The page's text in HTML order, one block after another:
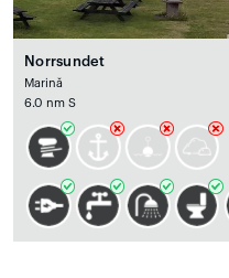
Norrsundet
Marină
6.0 nm S